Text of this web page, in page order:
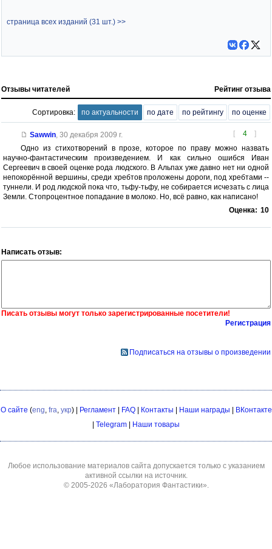
страница всех изданий (31 шт.) >>
Отзывы читателей Рейтинг отзыва
Сортировка: по актуальности по дате по рейтингу по оценке
[ 4 ]
Sawwin, 30 декабря 2009 г.
Одно из стихотворений в прозе, которое по праву можно назвать
научно-фантастическим произведением. И как сильно ошибся Иван
Сергеевич в своей оценке рода людского. В Альпах уже давно нет ни одной
непокорённой вершины, среди хребтов проложены дороги, под хребтами --
туннели. И род людской пока что, тьфу-тьфу, не собирается исчезать с лица
Земли. Стопроцентное попадание в молоко. Но, всё равно, как написано!
Оценка: 10
Написать отзыв:
Писать отзывы могут только зарегистрированные посетители!
Регистрация
Подписаться на отзывы о произведении
О сайте (eng fra укр) | Регламент| FAQ| Контакты | Наши награды | ВКонтакте
| Telegram | Наши товары
Любое использование материалов сайта допускается только с указанием
активной ссылки на источник.
© 2005-2026 «Лаборатория Фантастики»